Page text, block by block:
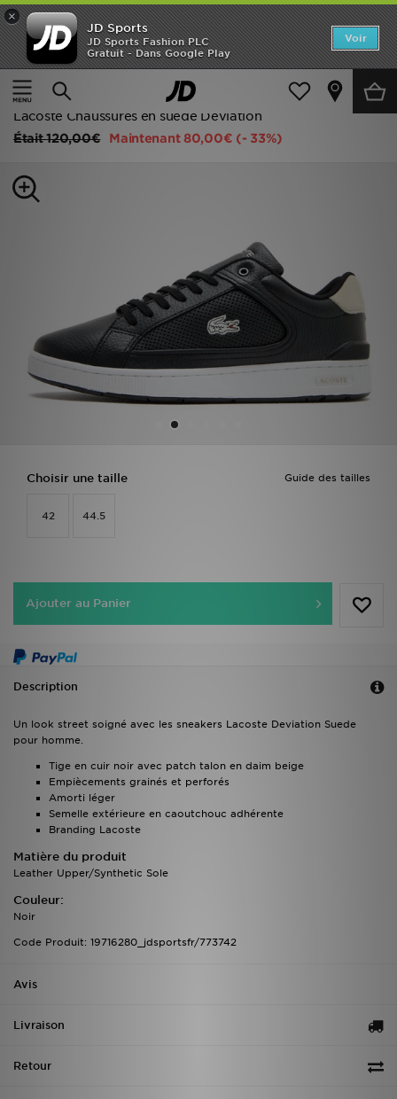
×
JD Sports
JD Sports Fashion PLC
Gratuit - Dans Google Play
Voir
Accueil
Homme Chaussures Homme
Baskets
Lacoste Chaussures en suède Deviation
Était120,00€ Maintenant 80,00€ (- 33%)
Guide des tailles
Choisir une taille
42 44.5
Ajouter au Panier
Description
Un look street soigné avec les sneakers Lacoste Deviation Suede
pour homme.
Tige en cuir noir avec patch talon en daim beige
Empiècements grainés et perforés
Amorti léger
Semelle extérieure en caoutchouc adhérente
Branding Lacoste
Matière du produit
Leather Upper/Synthetic Sole
Couleur:
Noir
Code Produit: 19716280_jdsportsfr/773742
Avis
Livraison
Retour
Accueil
Nouveautés
Homme
Enfant
Sports
PROMOS
Suivre Ma Commande
Service client
Télécharge l'Appli